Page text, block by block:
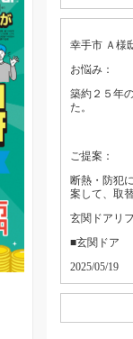
幸手市 Ａ様
お悩み：
築約２５年
た。
ご提案：
断熱・防犯
案して、取
玄関ドアリ
■玄関ドア
2025/05/19